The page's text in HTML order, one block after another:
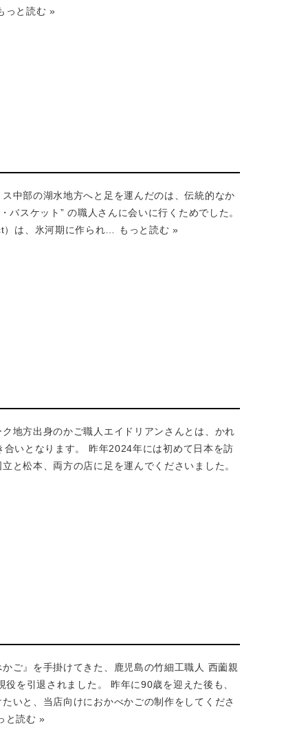
っと読む »
中部の湖水地方へと足を運んだのは、伝統的なか
バスケット” の職人さんに会いに行くためでした。
は、氷河期に作られ…
もっと読む »
地方出身のかご職人エイドリアンさんとは、かれ
合いとなります。 昨年2024年には初めて日本を訪
と松本、両方の店に足を運んでくださいました。
ご』を手掛けてきた、鹿児島の竹細工職人 西薗親
を引退されました。 昨年に90歳を迎えた後も、
いと、当店向けにおかべかごの制作をしてくださ
と読む »